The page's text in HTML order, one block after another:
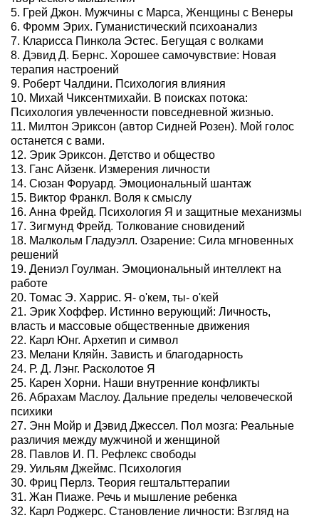
5. Грей Джон. Мужчины с Марса, Женщины с Венеры
6. Фромм Эрих. Гуманистический психоанализ
7. Кларисса Пинкола Эстес. Бегущая с волками
8. Дэвид Д. Бернс. Хорошее самочувствие: Новая
терапия настроений
9. Роберт Чалдини. Психология влияния
10. Михай Чиксентмихайи. В поисках потока:
Психология увлеченности повседневной жизнью.
11. Милтон Эриксон (автор Сидней Розен). Мой голос
останется с вами.
12. Эрик Эриксон. Детство и общество
13. Ганс Айзенк. Измерения личности
14. Сюзан Форуард. Эмоциональный шантаж
15. Виктор Франкл. Воля к смыслу
16. Анна Фрейд. Психология Я и защитные механизмы
17. Зигмунд Фрейд. Толкование сновидений
18. Малкольм Гладуэлл. Озарение: Сила мгновенных
решений
19. Дениэл Гоулман. Эмоциональный интеллект на
работе
20. Томас Э. Харрис. Я- о'кем, ты- о'кей
21. Эрик Хоффер. Истинно верующий: Личность,
власть и массовые общественные движения
22. Карл Юнг. Архетип и символ
23. Мелани Кляйн. Зависть и благодарность
24. Р. Д. Лэнг. Расколотое Я
25. Карен Хорни. Наши внутренние конфликты
26. Абрахам Маслоу. Дальние пределы человеческой
психики
27. Энн Мойр и Дэвид Джессел. Пол мозга: Реальные
различия между мужчиной и женщиной
28. Павлов И. П. Рефлекс свободы
29. Уильям Джеймс. Психология
30. Фриц Перлз. Теория гештальттерапии
31. Жан Пиаже. Речь и мышление ребенка
32. Карл Роджерс. Становление личности: Взгляд на